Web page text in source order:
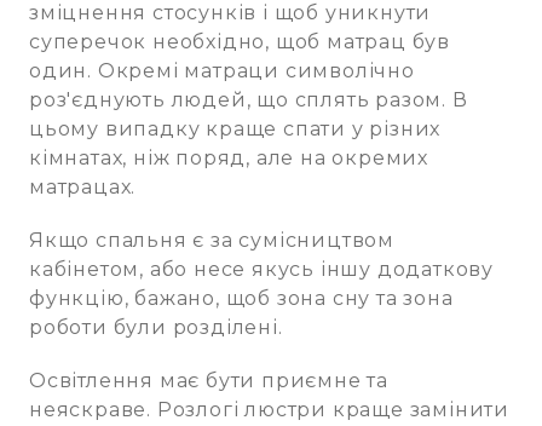
зміцнення стосунків і щоб уникнути
суперечок необхідно, щоб матрац був
один. Окремі матраци символічно
роз'єднують людей, що сплять разом. В
цьому випадку краще спати у різних
кімнатах, ніж поряд, але на окремих
матрацах.
Якщо спальня є за сумісництвом
кабінетом, або несе якусь іншу додаткову
функцію, бажано, щоб зона сну та зона
роботи були розділені.
Освітлення має бути приємне та
неяскраве. Розлогі люстри краще замінити